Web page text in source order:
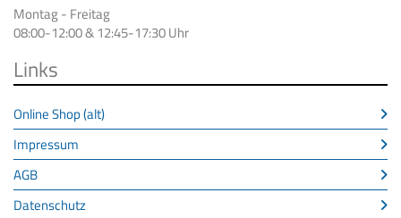
Montag - Freitag
08:00-12:00 & 12:45-17:30 Uhr
Links
Online Shop (alt)
Impressum
AGB
Datenschutz